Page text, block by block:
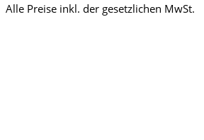
Alle Preise inkl. der gesetzlichen MwSt.